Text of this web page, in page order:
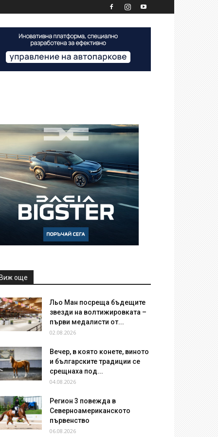
още
Льо Ман посреща бъдещите
звезди на волтижировката –
първи медалисти от...
02.08.2026
Вечер, в която конете, виното
и българските традиции се
срещнаха под...
04.08.2026
Регион 3 повежда в
Северноамериканското
първенство
06.08.2026